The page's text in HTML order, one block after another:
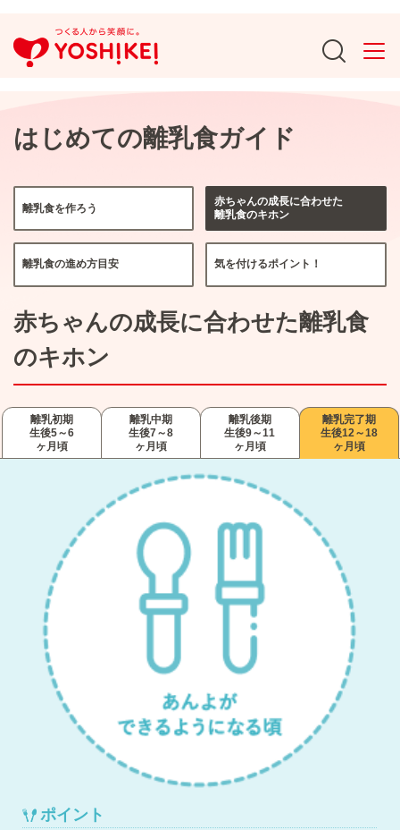
はじめての離乳食ガイド
離乳食を作ろう
赤ちゃんの成長に合わせた
離乳食のキホン
離乳食の進め方目安 気を付けるポイント！
赤ちゃんの成長に合わせた離乳食
のキホン
離乳初期
生後5～6
ヶ月頃
離乳中期
生後7～8
ヶ月頃
離乳後期
生後9～11
ヶ月頃
離乳完了期
生後12～18
ヶ月頃
ポイント